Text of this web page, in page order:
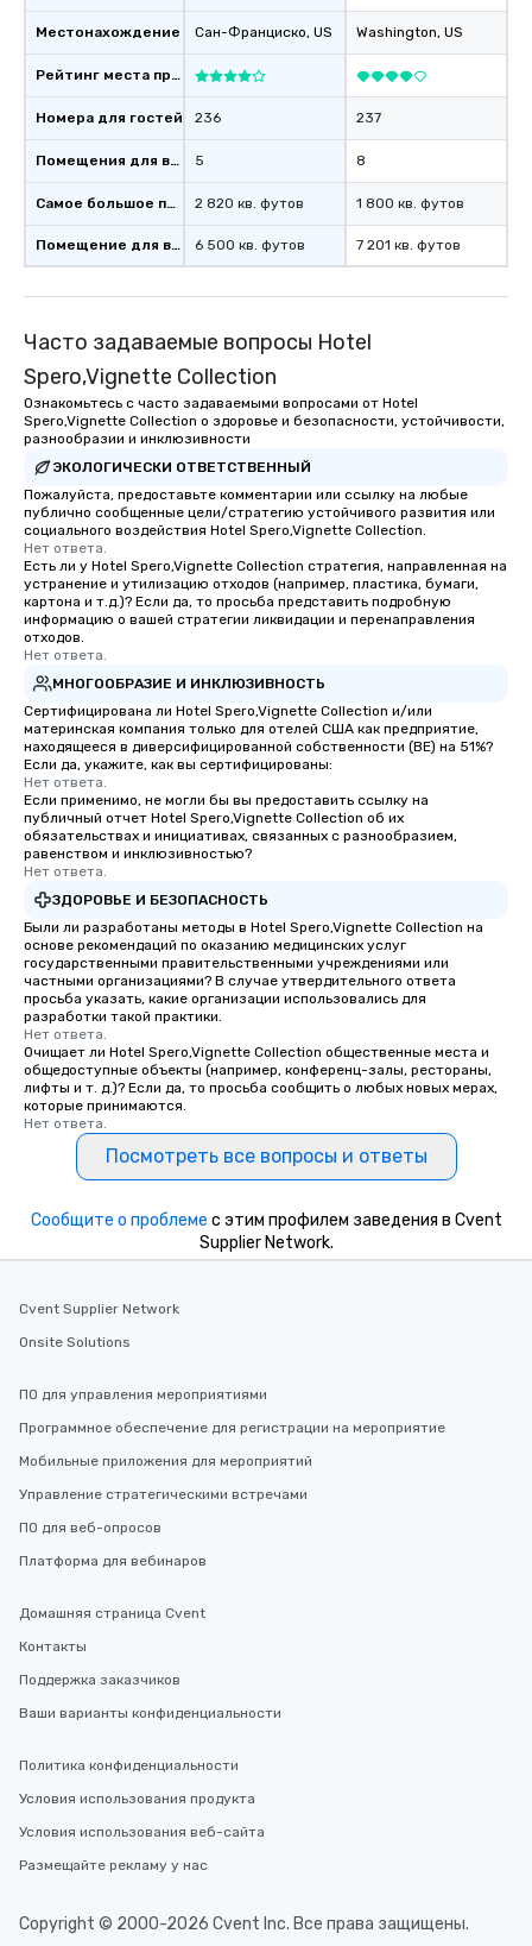
Местонахождение
Рейтинг места проведения
Номера для гостей
Помещения для встреч
Самое большое помещение
Помещение для встречи
Сан-Франциско, US
236
5
2 820 кв. футов
6 500 кв. футов
Washington, US
237
8
1 800 кв. футов
7 201 кв. футов
Часто задаваемые вопросы Hotel
Spero,Vignette Collection
Ознакомьтесь с часто задаваемыми вопросами от Hotel
Spero,Vignette Collection о здоровье и безопасности, устойчивости,
разнообразии и инклюзивности
ЭКОЛОГИЧЕСКИ ОТВЕТСТВЕННЫЙ
Пожалуйста, предоставьте комментарии или ссылку на любые
публично сообщенные цели/стратегию устойчивого развития или
социального воздействия Hotel Spero,Vignette Collection.
Нет ответа.
Есть ли у Hotel Spero,Vignette Collection стратегия, направленная на
устранение и утилизацию отходов (например, пластика, бумаги,
картона и т.д.)? Если да, то просьба представить подробную
информацию о вашей стратегии ликвидации и перенаправления
отходов.
Нет ответа.
МНОГООБРАЗИЕ И ИНКЛЮЗИВНОСТЬ
Сертифицирована ли Hotel Spero,Vignette Collection и/или
материнская компания только для отелей США как предприятие,
находящееся в диверсифицированной собственности (BE) на 51%?
Если да, укажите, как вы сертифицированы:
Нет ответа.
Если применимо, не могли бы вы предоставить ссылку на
публичный отчет Hotel Spero,Vignette Collection об их
обязательствах и инициативах, связанных с разнообразием,
равенством и инклюзивностью?
Нет ответа.
ЗДОРОВЬЕ И БЕЗОПАСНОСТЬ
Были ли разработаны методы в Hotel Spero,Vignette Collection на
основе рекомендаций по оказанию медицинских услуг
государственными правительственными учреждениями или
частными организациями? В случае утвердительного ответа
просьба указать, какие организации использовались для
разработки такой практики.
Нет ответа.
Очищает ли Hotel Spero,Vignette Collection общественные места и
общедоступные объекты (например, конференц-залы, рестораны,
лифты и т. д.)? Если да, то просьба сообщить о любых новых мерах,
которые принимаются.
Нет ответа.
Посмотреть все вопросы и ответы
Сообщите о проблеме с этим профилем заведения в Cvent
Supplier Network.
Cvent Supplier Network
Onsite Solutions
ПО для управления мероприятиями
Программное обеспечение для регистрации на мероприятие
Мобильные приложения для мероприятий
Управление стратегическими встречами
ПО для веб-опросов
Платформа для вебинаров
Домашняя страница Cvent
Контакты
Поддержка заказчиков
Ваши варианты конфиденциальности
Политика конфиденциальности
Условия использования продукта
Условия использования веб-сайта
Размещайте рекламу у нас
Copyright © 2000-2026 Cvent Inc. Все права защищены.